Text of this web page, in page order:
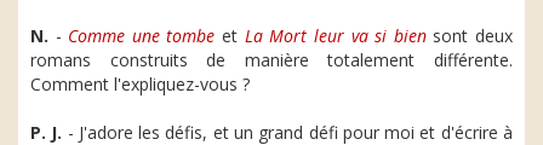
N. - Comme une tombe et La Mort leur va si biensont deux
romans construits de manière totalement différente.
Comment l'expliquez-vous ?
P. J. - J'adore les défis, et un grand défi pour moi et d'écrire à